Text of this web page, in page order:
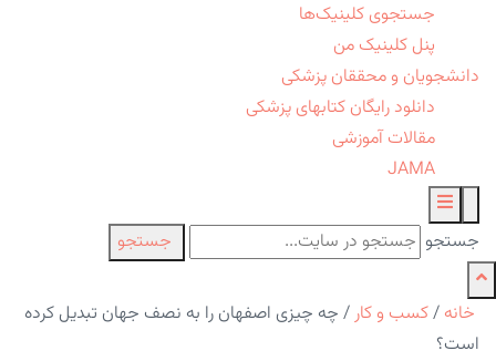
جستجوی کلینیک‌ها
پنل کلینیک من
دانشجویان و محققان پزشکی
دانلود رایگان کتابهای پزشکی
مقالات آموزشی
JAMA
جستجو جستجو
خانه /کسب و کار/ چه چیزی اصفهان را به نصف جهان تبدیل کرده
است؟